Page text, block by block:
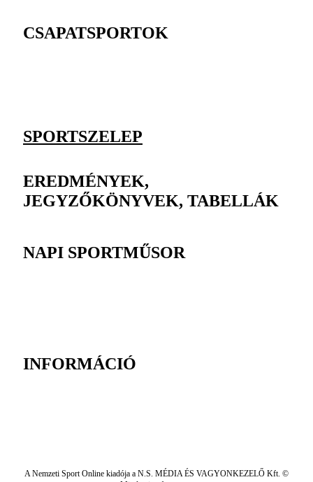
CSAPATSPORTOK
SPORTSZELEP
EREDMÉNYEK,
JEGYZŐKÖNYVEK, TABELLÁK
NAPI SPORTMŰSOR
INFORMÁCIÓ
A Nemzeti Sport Online kiadója a N.S. MÉDIA ÉS VAGYONKEZELŐ Kft. ©